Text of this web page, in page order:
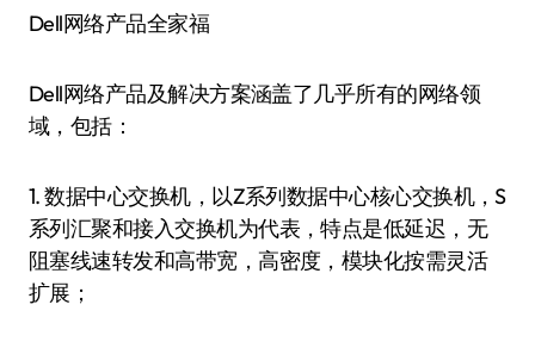
Dell网络产品全家福
Dell网络产品及解决方案涵盖了几乎所有的网络领
域，包括：
1. 数据中心交换机，以Z系列数据中心核心交换机，S
系列汇聚和接入交换机为代表，特点是低延迟，无
阻塞线速转发和高带宽，高密度，模块化按需灵活
扩展；